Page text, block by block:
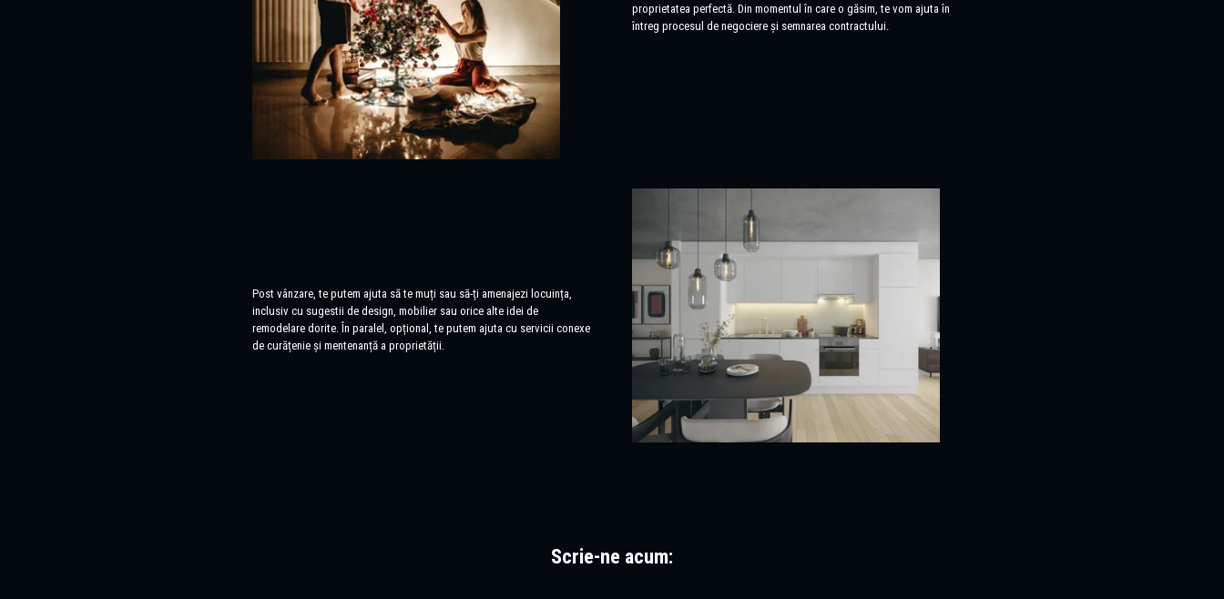
proprietatea perfectă. Din momentul în care o găsim, te vom ajuta în
întreg procesul de negociere și semnarea contractului.
Post vânzare, te putem ajuta să te muți sau să-ți amenajezi locuința,
inclusiv cu sugestii de design, mobilier sau orice alte idei de
remodelare dorite. În paralel, opțional, te putem ajuta cu servicii conexe
de curățenie și mentenanță a proprietății.
Scrie-ne acum: